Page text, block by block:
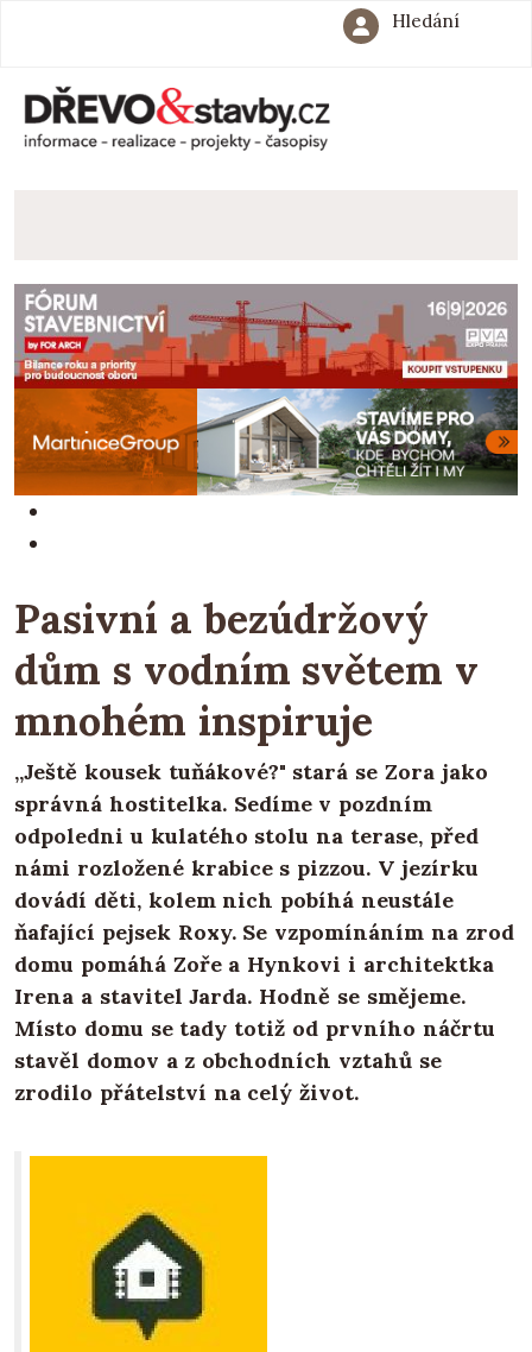
Hledání
Pasivní a bezúdržový
dům s vodním světem v
mnohém inspiruje
„Ještě kousek tuňákové?" stará se Zora jako
správná hostitelka. Sedíme v pozdním
odpoledni u kulatého stolu na terase, před
námi rozložené krabice s pizzou. V jezírku
dovádí děti, kolem nich pobíhá neustále
ňafající pejsek Roxy. Se vzpomínáním na zrod
domu pomáhá Zoře a Hynkovi i architektka
Irena a stavitel Jarda. Hodně se smějeme.
Místo domu se tady totiž od prvního náčrtu
stavěl domov a z obchodních vztahů se
zrodilo přátelství na celý život.